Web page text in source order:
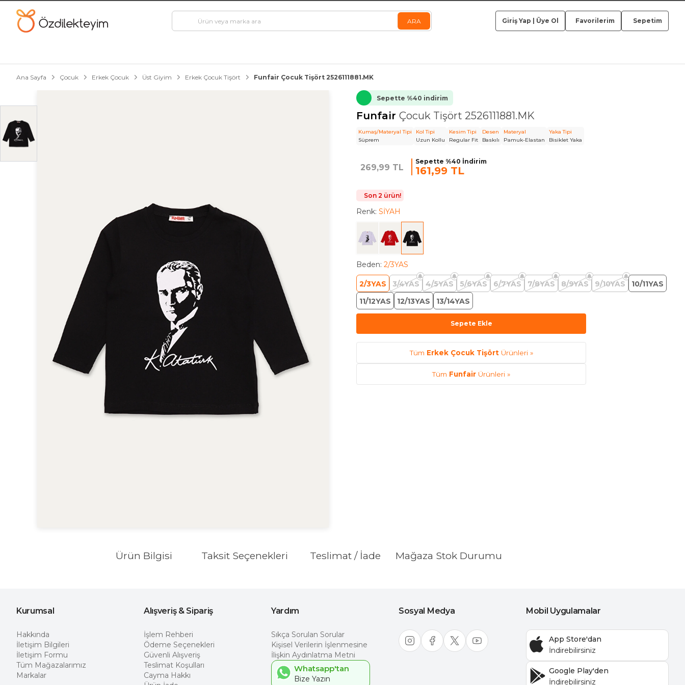
Giriş Yap Üye Ol Favorilerim Sepetim
Ana Sayfa Çocuk Erkek Çocuk Üst Giyim Erkek Çocuk Tişört Funfair Çocuk Tişört 2526111881.MK
Sepette %40 indirim
Funfair Çocuk Tişört 2526111881.MK
Kumaş/Materyal Tipi
Süprem
Kol Tipi
Uzun Kollu
Kesim Tipi
Regular Fit
Desen
Baskılı
Materyal
Pamuk-Elastan
Yaka Tipi
Bisiklet Yaka
269,99 TL
Sepette %40 İndirim
161,99 TL
Son 2 ürün!
Renk: SİYAH
Beden: 2/3YAS
2/3YAS 3/4YAS 4/5YAS 5/6YAS 6/7YAS 7/8YAS 8/9YAS 9/10YAS
10/11YAS
11/12YAS
12/13YAS 13/14YAS
Sepete Ekle
Tüm Erkek Çocuk TişörtÜrünleri »
Tüm Funfair Ürünleri »
Ürün Bilgisi Taksit Seçenekleri Teslimat / İade Mağaza Stok Durumu
Kurumsal
Hakkında
İletişim Bilgileri
İletişim Formu
Tüm Mağazalarımız
Markalar
Alışveriş & Sipariş
İşlem Rehberi
Ödeme Seçenekleri
Güvenli Alışveriş
Teslimat Koşulları
Cayma Hakkı
Yardım
Sıkça Sorulan Sorular
Kişisel Verilerin İşlenmesine
İlişkin Aydınlatma Metni
Whatsapp'tan
Sosyal Medya Mobil Uygulamalar
App Store'dan
Google Play'den